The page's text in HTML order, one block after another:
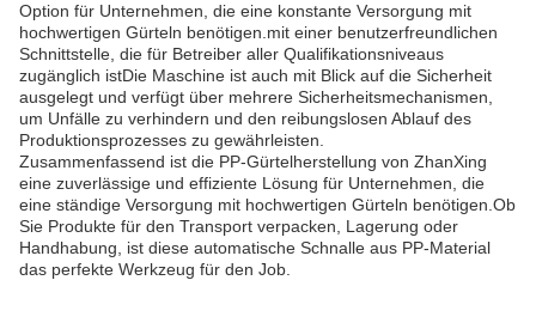
Option für Unternehmen, die eine konstante Versorgung mit
hochwertigen Gürteln benötigen.mit einer benutzerfreundlichen
Schnittstelle, die für Betreiber aller Qualifikationsniveaus
zugänglich istDie Maschine ist auch mit Blick auf die Sicherheit
ausgelegt und verfügt über mehrere Sicherheitsmechanismen,
um Unfälle zu verhindern und den reibungslosen Ablauf des
Produktionsprozesses zu gewährleisten.
Zusammenfassend ist die PP-Gürtelherstellung von ZhanXing
eine zuverlässige und effiziente Lösung für Unternehmen, die
eine ständige Versorgung mit hochwertigen Gürteln benötigen.Ob
Sie Produkte für den Transport verpacken, Lagerung oder
Handhabung, ist diese automatische Schnalle aus PP-Material
das perfekte Werkzeug für den Job.